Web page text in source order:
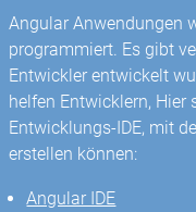
Angular Anwendungen
programmiert. Es gibt
Entwickler entwickelt
helfen Entwicklern, Hier
Entwicklungs-IDE, mit
erstellen können:
Angular IDE